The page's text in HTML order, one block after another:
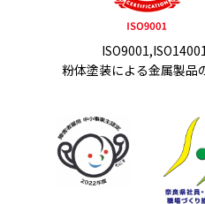
粉体塗装による金属製品